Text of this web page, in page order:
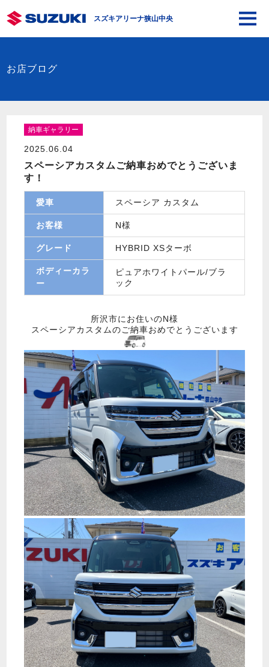
スズキアリーナ狭山中央
お店ブログ
納車ギャラリー
2025.06.04
スペーシアカスタムご納車おめでとうございま
す！
愛車 スペーシア カスタム
お客様 N様
グレード HYBRID XSターボ
ボディーカラ
ー
ピュアホワイトパール/ブラ
ック
所沢市にお住いのN様
スペーシアカスタムのご納車おめでとうございます